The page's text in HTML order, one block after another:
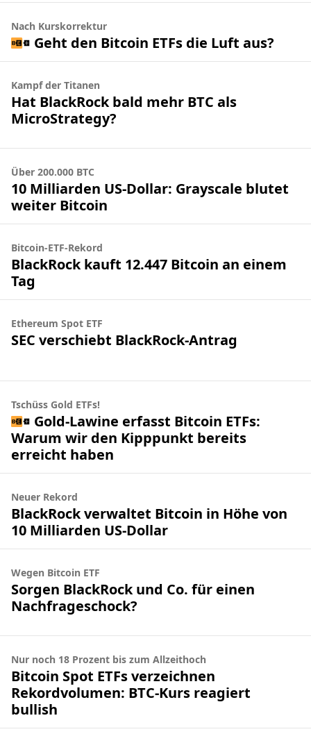
Nach Kurskorrektur
Geht den Bitcoin ETFs die Luft aus?
Kampf der Titanen
Hat BlackRock bald mehr BTC als
MicroStrategy?
Über 200.000 BTC
10 Milliarden US-Dollar: Grayscale blutet
weiter Bitcoin
Bitcoin-ETF-Rekord
BlackRock kauft 12.447 Bitcoin an einem
Tag
Ethereum Spot ETF
SEC verschiebt BlackRock-Antrag
Tschüss Gold ETFs!
Gold-Lawine erfasst Bitcoin ETFs:
Warum wir den Kipppunkt bereits
erreicht haben
Neuer Rekord
BlackRock verwaltet Bitcoin in Höhe von
10 Milliarden US-Dollar
Wegen Bitcoin ETF
Sorgen BlackRock und Co. für einen
Nachfrageschock?
Nur noch 18 Prozent bis zum Allzeithoch
Bitcoin Spot ETFs verzeichnen
Rekordvolumen: BTC-Kurs reagiert
bullish